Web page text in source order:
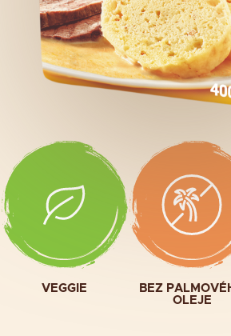
VEGGIE BEZ
OLEJE